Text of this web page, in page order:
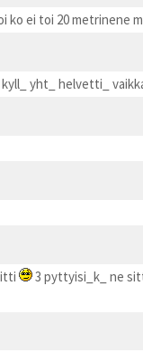
ko ei toi 20 metrinene
yht_ helvetti_
3 pyttyisi_k_ ne